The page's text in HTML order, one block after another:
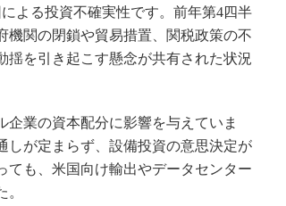
よる投資不確実性です。前年第4四半
機関の閉鎖や貿易措置、関税政策の不
揺を引き起こす懸念が共有された状況
業の資本配分に影響を与えていま
しが定まらず、設備投資の意思決定が
ても、米国向け輸出やデータセンター